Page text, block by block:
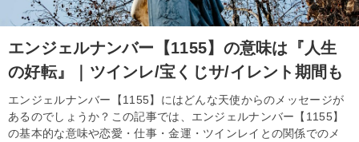
エンジェルナンバー【1155】の意味は『人生
の好転』｜ツインレ/宝くじサ/イレント期間も
エンジェルナンバー【1155】にはどんな天使からのメッセージが
あるのでしょうか？この記事では、エンジェルナンバー【1155】
の基本的な意味や恋愛・仕事・金運・ツインレイとの関係でのメ